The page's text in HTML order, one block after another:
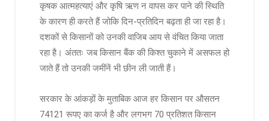
कृषक आत्महत्याएं और कृषि ऋण न वापस कर पाने की स्थिति
के कारण ही करते हैं जोकि दिन-प्रतिदिन बढ़ता ही जा रहा है।
दशकों से किसानों को उनकी वाजिब आय से वंचित किया जाता
रहा है। अंततः जब किसान बैंक की किश्त चुकाने में असफल हो
जाते हैं तो उनकी जमींनें भी छीन ली जाती हैं।
सरकार के आंकड़ों के मुताबिक आज हर किसान पर औसतन
74121 रूपए का कर्ज है और लगभग 70 प्रतिशत किसान